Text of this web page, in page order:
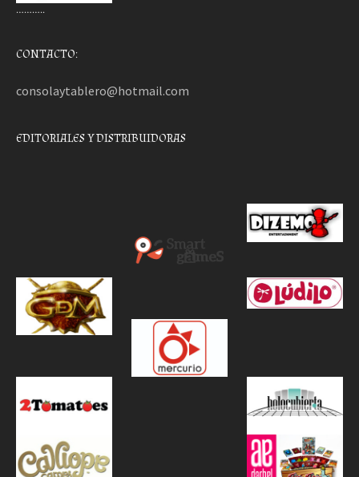
………..
CONTACTO:
consolaytablero@hotmail.com
EDITORIALES Y DISTRIBUIDORAS